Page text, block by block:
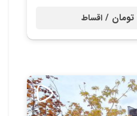
اقساط